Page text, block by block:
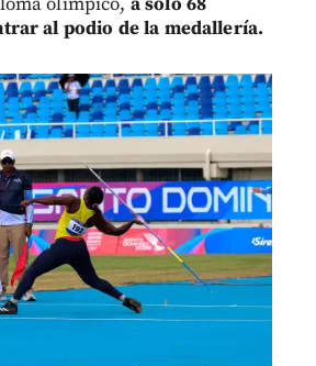
al podio de la medallería.